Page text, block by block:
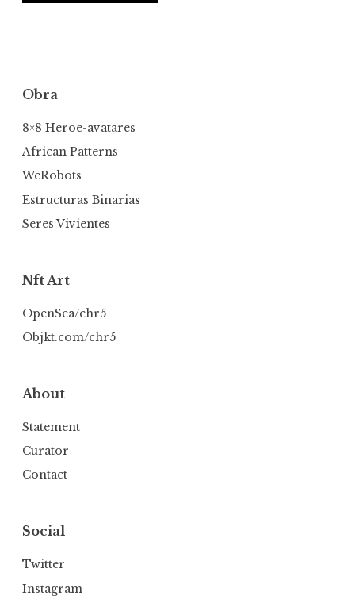
Obra
8×8 Heroe-avatares
African Patterns
WeRobots
Estructuras Binarias
Seres Vivientes
Nft Art
OpenSea/chr5
Objkt.com/chr5
About
Statement
Curator
Contact
Social
Twitter
Instagram